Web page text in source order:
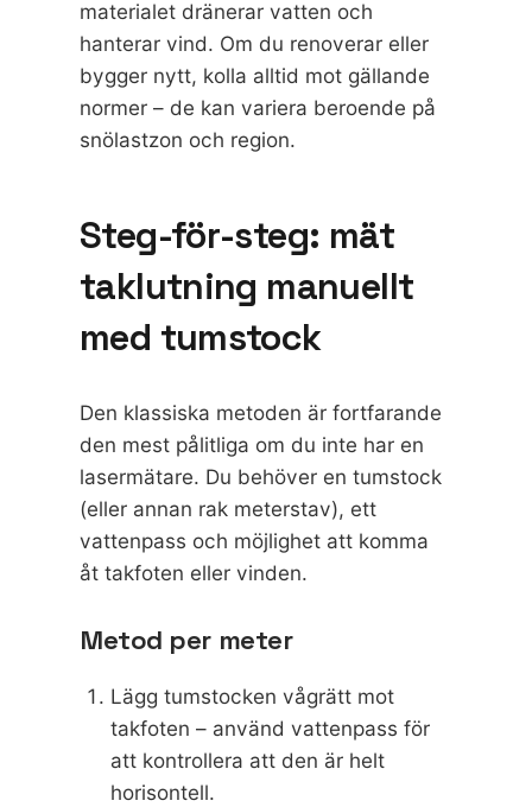
materialet dränerar vatten och
hanterar vind. Om du renoverar eller
bygger nytt, kolla alltid mot gällande
normer – de kan variera beroende på
snölastzon och region.
Steg-för-steg: mät
taklutning manuellt
med tumstock
Den klassiska metoden är fortfarande
den mest pålitliga om du inte har en
lasermätare. Du behöver en tumstock
(eller annan rak meterstav), ett
vattenpass och möjlighet att komma
åt takfoten eller vinden.
Metod per meter
Lägg tumstocken vågrätt mot
takfoten – använd vattenpass för
att kontrollera att den är helt
horisontell.